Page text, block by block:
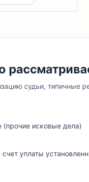
судьи, типичные
исковые дела)
уплаты